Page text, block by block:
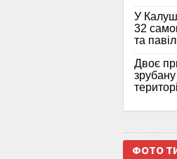
У
32
та
Двоє
ФОТО